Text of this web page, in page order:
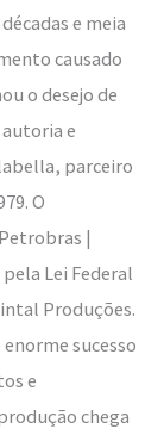
e meia
causado
o desejo de
e
parceiro
O
|
Lei Federal
Produções.
sucesso
e
chega